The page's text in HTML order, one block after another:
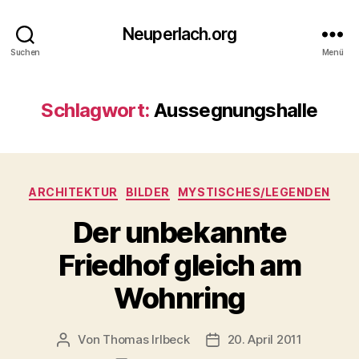
Suchen
Neuperlach.org
Menü
Schlagwort: Aussegnungshalle
Kategorien
ARCHITEKTUR BILDER MYSTISCHES/LEGENDEN
Der unbekannte
Friedhof gleich am
Wohnring
Beitragsautor
Von Thomas Irlbeck Veröffentlichungsdatum
20. April 2011